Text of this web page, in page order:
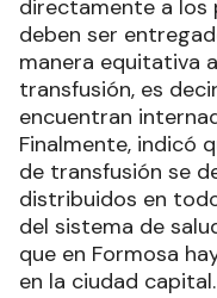
directamente a los
deben ser
manera equitativa
transfusión, es
encuentran
Finalmente, indicó
de transfusión se
distribuidos en
del sistema de
que en Formosa
en la ciudad capital.